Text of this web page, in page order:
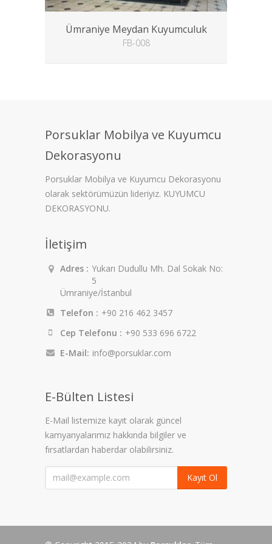
Ümraniye Meydan Kuyumculuk
FB-008
Porsuklar Mobilya ve Kuyumcu
Dekorasyonu
Porsuklar Mobilya ve Kuyumcu Dekorasyonu
olarak sektörümüzün lideriyiz. KUYUMCU
DEKORASYONU.
İletişim
Adres : Yukarı Dudullu Mh. Dal Sokak No:
5
Ümraniye/İstanbul
Telefon : +90 216 462 3457
Cep Telefonu : +90 533 696 6722
E-Mail: info@porsuklar.com
E-Bülten Listesi
E-Mail listemize kayıt olarak güncel
kamyanyalarımız hakkında bilgiler ve
fırsatlardan haberdar olabilirsiniz.
Kayıt Ol